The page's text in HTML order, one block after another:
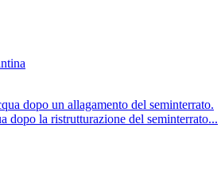
dopo la ristrutturazione del seminterrato...